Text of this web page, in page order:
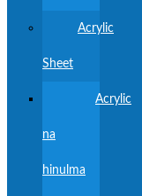
Acrylic
Sheet
Acrylic
na
hinulma